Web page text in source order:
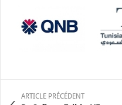
ARTICLE PRÉCÉDENT